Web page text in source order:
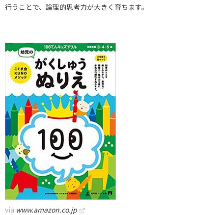
行うことで、論理的思考力が大きく育ちます。
via www.amazon.co.jp